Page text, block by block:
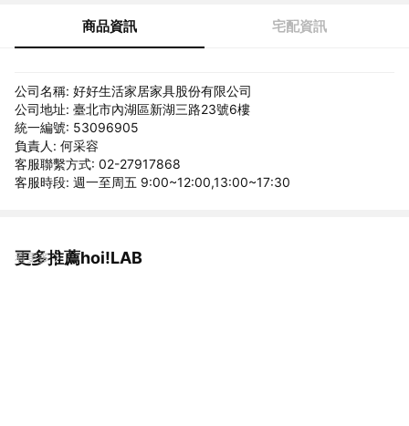
商品資訊 宅配資訊
公司名稱: 好好生活家居家具股份有限公司
公司地址: 臺北市內湖區新湖三路23號6樓
統一編號: 53096905
負責人: 何采容
客服聯繫方式: 02-27917868
客服時段: 週一至周五 9:00~12:00,13:00~17:30
更多推薦hoi!LAB
看更多